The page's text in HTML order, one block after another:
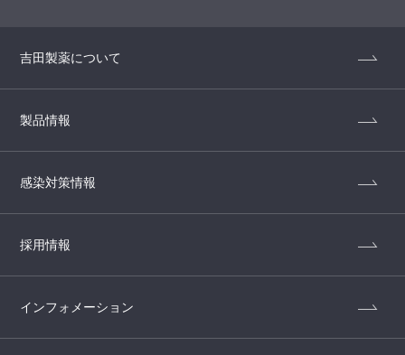
吉田製薬について
製品情報
感染対策情報
採用情報
インフォメーション